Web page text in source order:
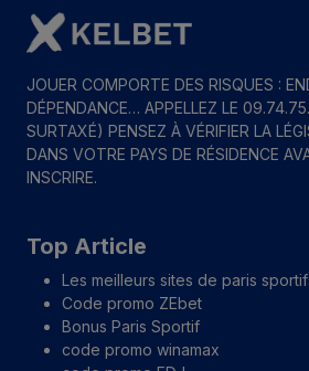
JOUER COMPORTE DES RISQUES :
DÉPENDANCE… APPELLEZ LE
SURTAXÉ) PENSEZ À VÉRIFIER LA
DANS VOTRE PAYS DE RÉSIDENCE
INSCRIRE.
Top Article
Les meilleurs sites de paris
Code promo ZEbet
Bonus Paris Sportif
code promo winamax